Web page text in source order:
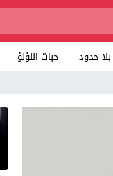
حدود حبات اللؤلؤ